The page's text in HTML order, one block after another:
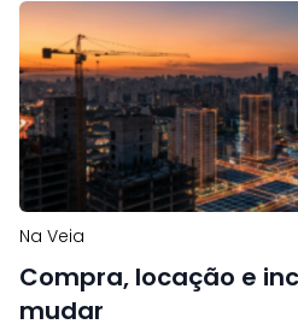
Na Veia
Compra, locação e
mudar